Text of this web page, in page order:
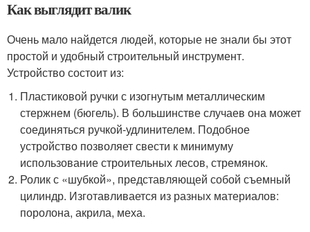
Как выглядит валик
Очень мало найдется людей, которые не знали бы этот
простой и удобный строительный инструмент.
Устройство состоит из:
Пластиковой ручки с изогнутым металлическим
стержнем (бюгель). В большинстве случаев она может
соединяться ручкой-удлинителем. Подобное
устройство позволяет свести к минимуму
использование строительных лесов, стремянок.
Ролик с «шубкой», представляющей собой съемный
цилиндр. Изготавливается из разных материалов:
поролона, акрила, меха.